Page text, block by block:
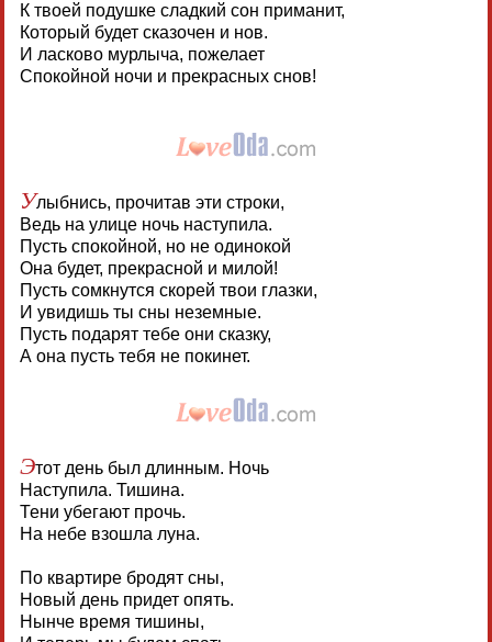
К твоей подушке сладкий сон приманит,
Который будет сказочен и нов.
И ласково мурлыча, пожелает
Спокойной ночи и прекрасных снов!
Улыбнись, прочитав эти строки,
Ведь на улице ночь наступила.
Пусть спокойной, но не одинокой
Она будет, прекрасной и милой!
Пусть сомкнутся скорей твои глазки,
И увидишь ты сны неземные.
Пусть подарят тебе они сказку,
А она пусть тебя не покинет.
Этот день был длинным. Ночь
Наступила. Тишина.
Тени убегают прочь.
На небе взошла луна.
По квартире бродят сны,
Новый день придет опять.
Нынче время тишины,